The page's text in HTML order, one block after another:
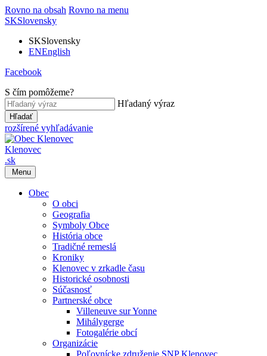
Rovno na obsah Rovno na menu
SKSlovensky
SKSlovensky
ENEnglish
Facebook
S čím pomôžeme?
Hľadaný výraz
Hľadať
rozšírené vyhľadávanie
Klenovec
.sk
Menu
Obec
O obci
Geografia
Symboly Obce
História obce
Tradičné remeslá
Kroniky
Klenovec v zrkadle času
Historické osobnosti
Súčasnosť
Partnerské obce
Villeneuve sur Yonne
Mihálygerge
Fotogalérie obcí
Organizácie
Poľovnícke združenie SNP Klenovec